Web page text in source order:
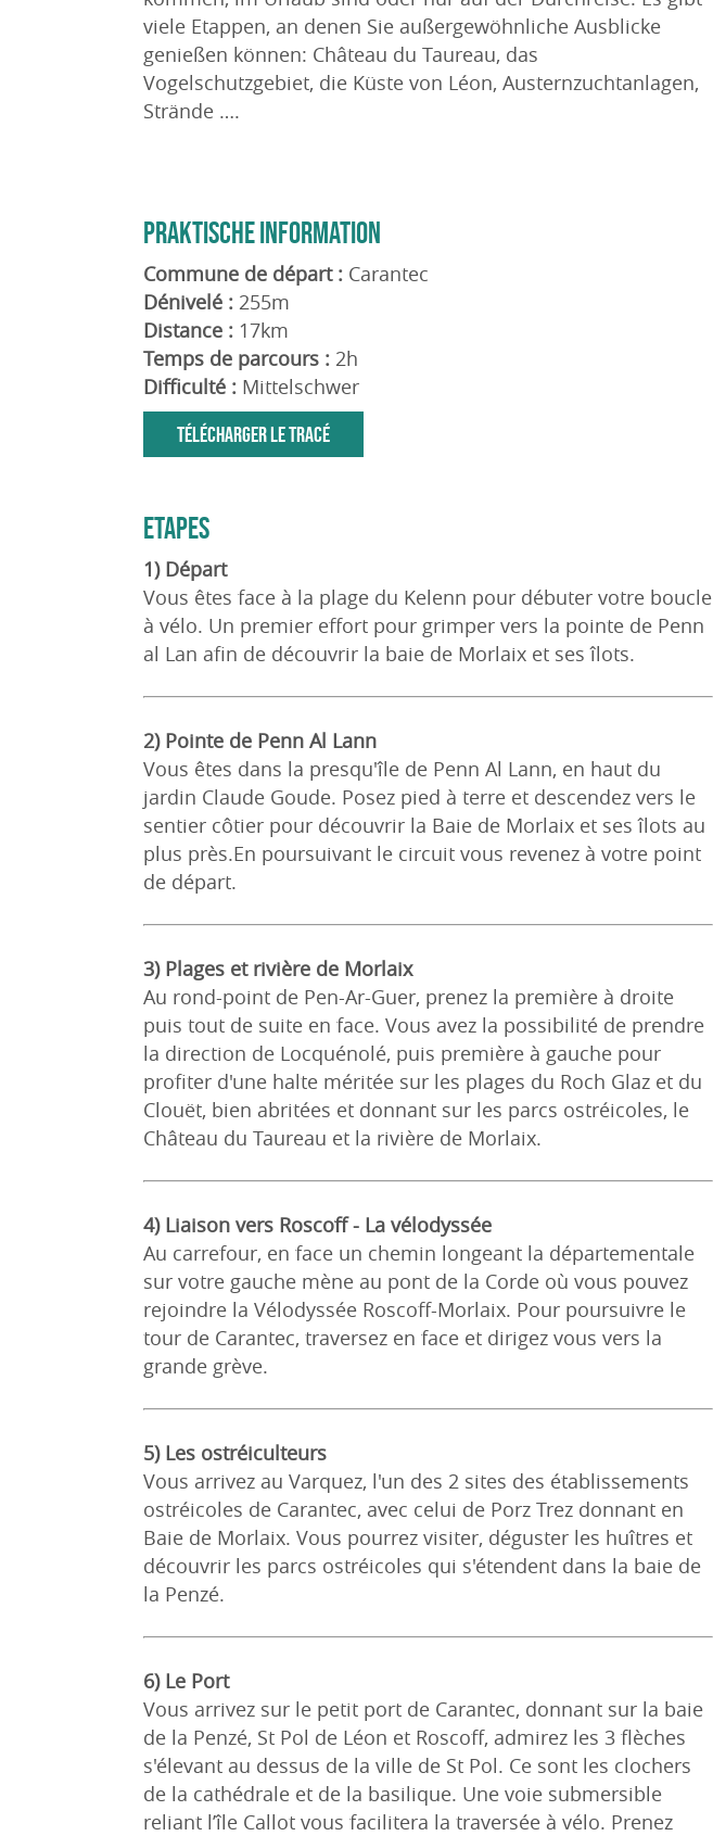
viele Etappen, an denen Sie außergewöhnliche Ausblicke
genießen können: Château du Taureau, das
Vogelschutzgebiet, die Küste von Léon, Austernzuchtanlagen,
Strände ….
PRAKTISCHE INFORMATION
Commune de départ : Carantec
Dénivelé : 255m
Distance : 17km
Temps de parcours : 2h
Difficulté : Mittelschwer
TÉLÉCHARGER LE TRACÉ
ETAPES
1) Départ
Vous êtes face à la plage du Kelenn pour débuter votre boucle
à vélo. Un premier effort pour grimper vers la pointe de Penn
al Lan afin de découvrir la baie de Morlaix et ses îlots.
2) Pointe de Penn Al Lann
Vous êtes dans la presqu'île de Penn Al Lann, en haut du
jardin Claude Goude. Posez pied à terre et descendez vers le
sentier côtier pour découvrir la Baie de Morlaix et ses îlots au
plus près.En poursuivant le circuit vous revenez à votre point
de départ.
3) Plages et rivière de Morlaix
Au rond-point de Pen-Ar-Guer, prenez la première à droite
puis tout de suite en face. Vous avez la possibilité de prendre
la direction de Locquénolé, puis première à gauche pour
profiter d'une halte méritée sur les plages du Roch Glaz et du
Clouët, bien abritées et donnant sur les parcs ostréicoles, le
Château du Taureau et la rivière de Morlaix.
4) Liaison vers Roscoff - La vélodyssée
Au carrefour, en face un chemin longeant la départementale
sur votre gauche mène au pont de la Corde où vous pouvez
rejoindre la Vélodyssée Roscoff-Morlaix. Pour poursuivre le
tour de Carantec, traversez en face et dirigez vous vers la
grande grève.
5) Les ostréiculteurs
Vous arrivez au Varquez, l'un des 2 sites des établissements
ostréicoles de Carantec, avec celui de Porz Trez donnant en
Baie de Morlaix. Vous pourrez visiter, déguster les huîtres et
découvrir les parcs ostréicoles qui s'étendent dans la baie de
la Penzé.
6) Le Port
Vous arrivez sur le petit port de Carantec, donnant sur la baie
de la Penzé, St Pol de Léon et Roscoff, admirez les 3 flèches
s'élevant au dessus de la ville de St Pol. Ce sont les clochers
de la cathédrale et de la basilique. Une voie submersible
reliant l’île Callot vous facilitera la traversée à vélo. Prenez